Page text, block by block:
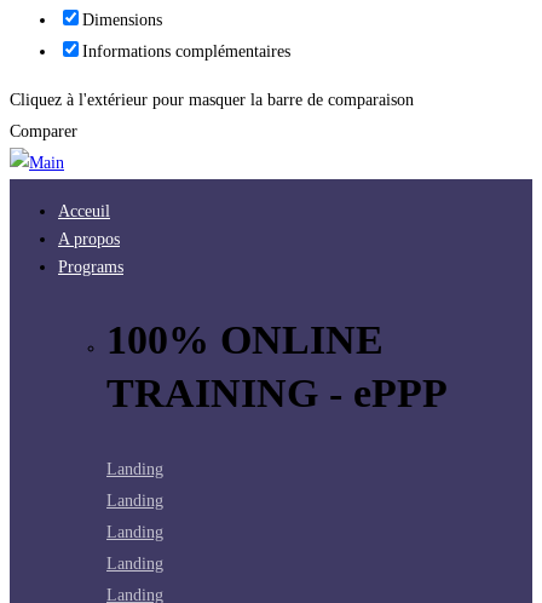
Dimensions
Informations complémentaires
Cliquez à l'extérieur pour masquer la barre de comparaison
Comparer
Acceuil
A propos
Programs
100% ONLINE
TRAINING - ePPP
Landing
Landing
Landing
Landing
Landing